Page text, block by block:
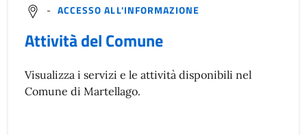
- ACCESSO ALL'INFORMAZIONE
Attività del Comune
Visualizza i servizi e le attività disponibili nel
Comune di Martellago.